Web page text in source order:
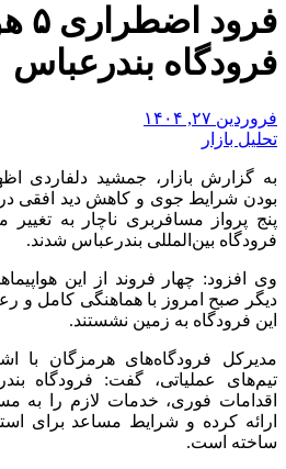
فرودگاه بندرعباس
فروردین ۲۷, ۱۴۰۴
تحلیل بازار
به گزارش بازار، جمشید دلفاردی
بودن شرایط جوی و کاهش دید افقی
‌پنج پرواز مسافربری ناچار به
فرودگاه بین‌المللی بندرعباس شدند.
وی افزود: چهار فروند از این
دیگر صبح امروز با هماهنگی کامل و
این فرودگاه به زمین نشستند.
مدیرکل فرودگاه‌های هرمزگان با
تیم‌های عملیاتی، گفت: فرودگاه
اقدامات فوری، خدمات لازم را به
ارائه کرده و شرایط مساعد برای
ساخته است.